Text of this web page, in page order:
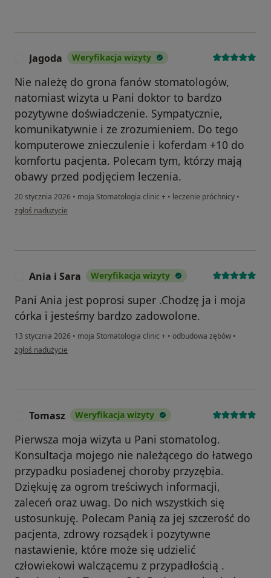
Jagoda Weryfikacja wizyty
Nie należę do grona fanów stomatologów,
natomiast wizyta u Pani doktor to bardzo
pozytywne doświadczenie. Sympatycznie,
komunikatywnie i ze zrozumieniem. Do tego
komputerowe znieczulenie i koferdam +10 do
komfortu pacjenta. Polecam tym, którzy mają
obawy przed podjęciem leczenia.
20 stycznia 2026 • moja Stomatologia clinic + • leczenie próchnicy •
w opinii użytkownika Jagoda
zgłoś nadużycie
Ania i Sara Weryfikacja wizyty
Pani Ania jest poprosi super .Chodzę ja i moja
córka i jesteśmy bardzo zadowolone.
13 stycznia 2026 • moja Stomatologia clinic + • odbudowa zębów •
w opinii użytkownika Ania i Sara
zgłoś nadużycie
Tomasz Weryfikacja wizyty
Pierwsza moja wizyta u Pani stomatolog.
Konsultacja mojego nie należącego do łatwego
przypadku posiadenej choroby przyzębia.
Dziękuję za ogrom treściwych informacji,
zaleceń oraz uwag. Do nich wszystkich się
ustosunkuję. Polecam Panią za jej szczerość do
pacjenta, zdrowy rozsądek i pozytywne
nastawienie, które może się udzielić
człowiekowi walczącemu z przypadłością .